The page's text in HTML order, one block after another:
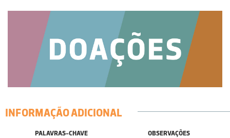
INFORMAÇÃO ADICIONAL
PALAVRAS-CHAVE OBSERVAÇÕES